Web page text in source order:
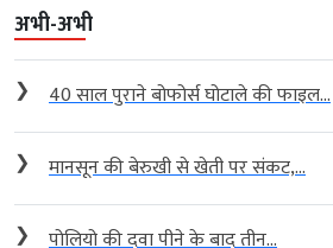
अभी-अभी
❯ 40 साल पुराने बोफोर्स घोटाले की फाइल...
❯ मानसून की बेरुखी से खेती पर संकट,...
❯ पोलियो की दवा पीने के बाद तीन...